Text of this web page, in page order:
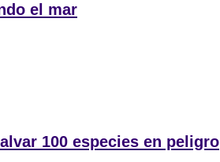
el mar
100 especies en peligro